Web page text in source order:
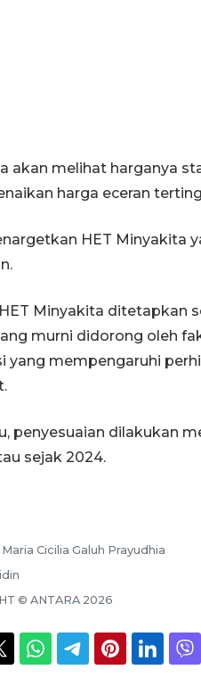
akan melihat harganya
harga eceran
HET Minyakita
Minyakita ditetapkan
murni didorong oleh
yang mempengaruhi
penyesuaian dilakukan
sejak 2024.
Maria Cicilia Galuh Prayudhia
© ANTARA 2026